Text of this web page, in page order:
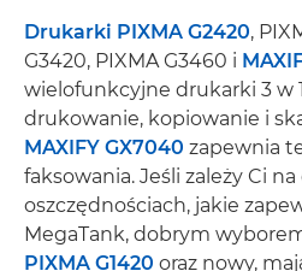
Drukarki PIXMA G2420,
G3420, PIXMA G3460 i
wielofunkcyjne drukarki 3 w
drukowanie, kopiowanie i
MAXIFY GX7040 zapewnia
faksowania. Jeśli zależy Ci
oszczędnościach, jakie
MegaTank, dobrym
PIXMA G1420 oraz nowy,